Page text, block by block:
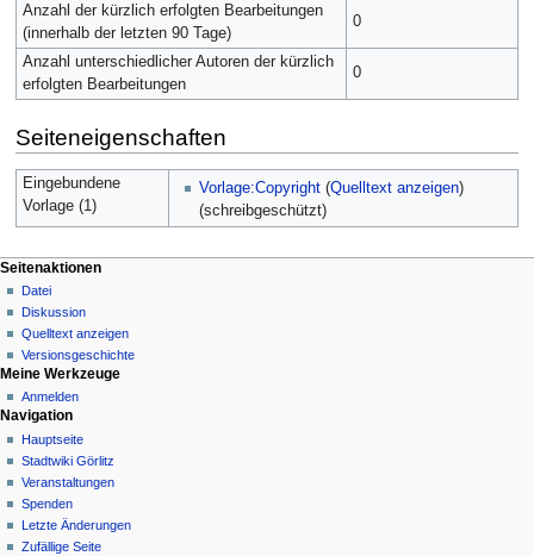
Anzahl der kürzlich erfolgten Bearbeitungen
(innerhalb der letzten 90 Tage)
0
Anzahl unterschiedlicher Autoren der kürzlich
erfolgten Bearbeitungen
0
Seiteneigenschaften
Eingebundene
Vorlage (1)
Vorlage:Copyright (Quelltext anzeigen)
(schreibgeschützt)
Seitenaktionen
Datei
Diskussion
Quelltext anzeigen
Versionsgeschichte
Meine Werkzeuge
Anmelden
Navigation
Hauptseite
Stadtwiki Görlitz
Veranstaltungen
Spenden
Letzte Änderungen
Zufällige Seite